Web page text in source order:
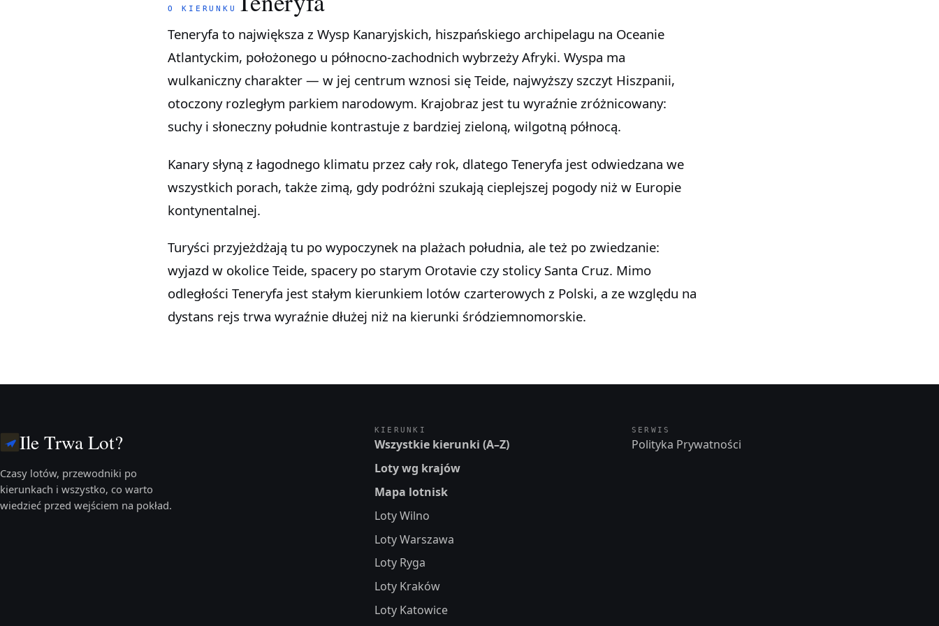
O KIERUNKU
Teneryfa to największa z Wysp Kanaryjskich, hiszpańskiego archipelagu na Oceanie
Atlantyckim, położonego u północno-zachodnich wybrzeży Afryki. Wyspa ma
wulkaniczny charakter — w jej centrum wznosi się Teide, najwyższy szczyt Hiszpanii,
otoczony rozległym parkiem narodowym. Krajobraz jest tu wyraźnie zróżnicowany:
suchy i słoneczny południe kontrastuje z bardziej zieloną, wilgotną północą.
Kanary słyną z łagodnego klimatu przez cały rok, dlatego Teneryfa jest odwiedzana we
wszystkich porach, także zimą, gdy podróżni szukają cieplejszej pogody niż w Europie
kontynentalnej.
Turyści przyjeżdżają tu po wypoczynek na plażach południa, ale też po zwiedzanie:
wyjazd w okolice Teide, spacery po starym Orotavie czy stolicy Santa Cruz. Mimo
odległości Teneryfa jest stałym kierunkiem lotów czarterowych z Polski, a ze względu na
dystans rejs trwa wyraźnie dłużej niż na kierunki śródziemnomorskie.
Ile Trwa Lot?
Czasy lotów, przewodniki po
kierunkach i wszystko, co warto
wiedzieć przed wejściem na pokład.
KIERUNKI
Wszystkie kierunki (A–Z)
Loty wg krajów
Mapa lotnisk
Loty Wilno
Loty Warszawa
Loty Ryga
Loty Kraków
Loty Katowice
SERWIS
Polityka Prywatności